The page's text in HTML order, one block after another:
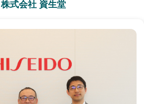
株式会社 資生堂